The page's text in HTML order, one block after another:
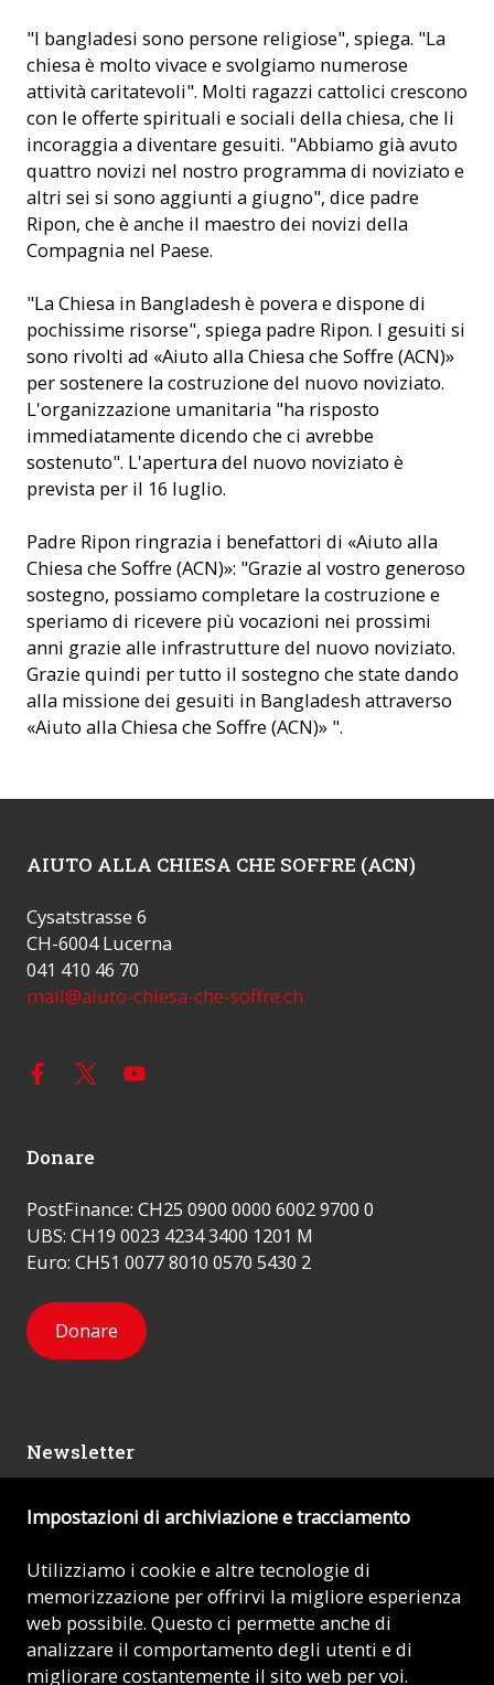
"I bangladesi sono persone religiose", spiega. "La
chiesa è molto vivace e svolgiamo numerose
attività caritatevoli". Molti ragazzi cattolici crescono
con le offerte spirituali e sociali della chiesa, che li
incoraggia a diventare gesuiti. "Abbiamo già avuto
quattro novizi nel nostro programma di noviziato e
altri sei si sono aggiunti a giugno", dice padre
Ripon, che è anche il maestro dei novizi della
Compagnia nel Paese.
"La Chiesa in Bangladesh è povera e dispone di
pochissime risorse", spiega padre Ripon. I gesuiti si
sono rivolti ad «Aiuto alla Chiesa che Soffre (ACN)»
per sostenere la costruzione del nuovo noviziato.
L'organizzazione umanitaria "ha risposto
immediatamente dicendo che ci avrebbe
sostenuto". L'apertura del nuovo noviziato è
prevista per il 16 luglio.
Padre Ripon ringrazia i benefattori di «Aiuto alla
Chiesa che Soffre (ACN)»: "Grazie al vostro generoso
sostegno, possiamo completare la costruzione e
speriamo di ricevere più vocazioni nei prossimi
anni grazie alle infrastrutture del nuovo noviziato.
Grazie quindi per tutto il sostegno che state dando
alla missione dei gesuiti in Bangladesh attraverso
«Aiuto alla Chiesa che Soffre (ACN)» ".
AIUTO ALLA CHIESA CHE SOFFRE (ACN)
Cysatstrasse 6
CH-6004 Lucerna
041 410 46 70
mail@aiuto-chiesa-che-soffre.ch
Donare
PostFinance: CH25 0900 0000 6002 9700 0
UBS: CH19 0023 4234 3400 1201 M
Euro: CH51 0077 8010 0570 5430 2
Donare
Newsletter
Mi iscrivo
© 2026 - AIUTO ALLA CHIESA CHE SOFFRE (ACN)
Impronta
Impostazioni di archiviazione e tracciamento
Utilizziamo i cookie e altre tecnologie di
memorizzazione per offrirvi la migliore esperienza
web possibile. Questo ci permette anche di
analizzare il comportamento degli utenti e di
migliorare costantemente il sito web per voi.